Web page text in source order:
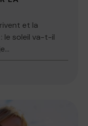
et la
le soleil va-t-il